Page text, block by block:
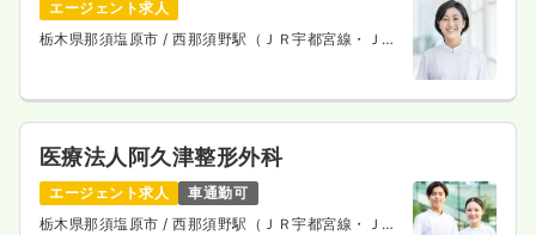
エージェント求人
栃木県那須塩原市/ 西那須野駅（ＪＲ宇都宮線・ＪＲ
医療法人阿久津整形外科
エージェント求人
車通勤可
栃木県那須塩原市/ 西那須野駅（ＪＲ宇都宮線・ＪＲ